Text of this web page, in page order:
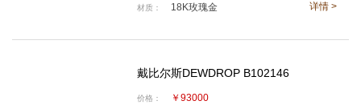
材质： 18K玫瑰金 详情 >
戴比尔斯DEWDROP B102146
价格： ￥93000